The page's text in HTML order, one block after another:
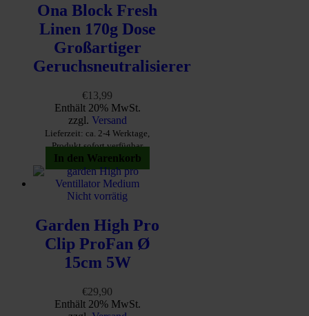
Ona Block Fresh
Linen 170g Dose
Großartiger
Geruchsneutralisierer
€13,99
Enthält 20% MwSt.
zzgl. Versand
Lieferzeit: ca. 2-4 Werktage,
Produkt sofort verfügbar
In den Warenkorb
Nicht vorrätig
Garden High Pro
Clip ProFan Ø
15cm 5W
€29,90
Enthält 20% MwSt.